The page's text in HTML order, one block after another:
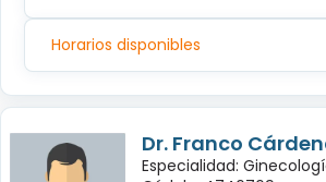
Horarios disponibles
Dr. Franco
Especialidad: